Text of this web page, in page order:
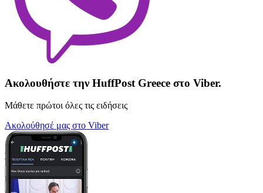
Ακολουθήστε την HuffPost Greece στο Viber.
Μάθετε πρώτοι όλες τις ειδήσεις
Ακολούθησέ μας στο Viber